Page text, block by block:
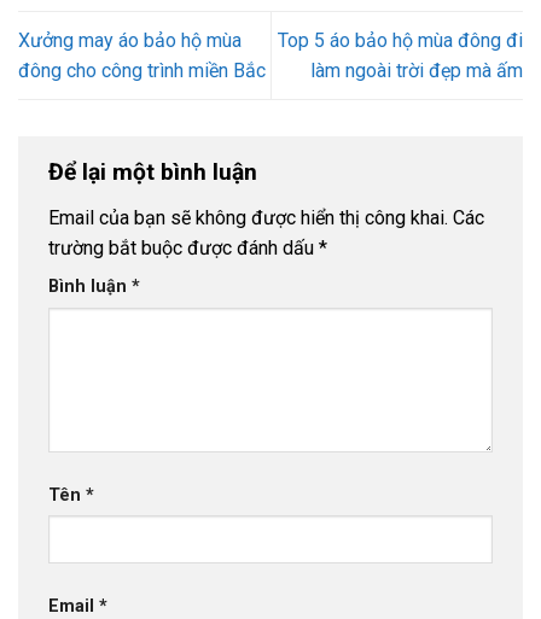
Xưởng may áo bảo hộ mùa
đông cho công trình miền Bắc
Top 5 áo bảo hộ mùa đông đi
làm ngoài trời đẹp mà ấm
Để lại một bình luận
Email của bạn sẽ không được hiển thị công khai. Các
trường bắt buộc được đánh dấu *
Bình luận *
Tên *
Email *